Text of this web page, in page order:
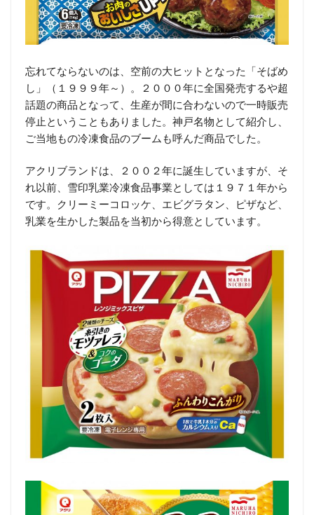
忘れてならないのは、空前の大ヒットとなった「そばめ
し」（１９９９年～）。２０００年に全国発売するや超
話題の商品となって、生産が間に合わないので一時販売
停止ということもありました。神戸名物として紹介し、
ご当地もの冷凍食品のブームも呼んだ商品でした。
アクリブランドは、２００２年に誕生していますが、そ
れ以前、雪印乳業冷凍食品事業としては１９７１年から
です。クリーミーコロッケ、エビグラタン、ピザなど、
乳業を生かした製品を当初から得意としています。